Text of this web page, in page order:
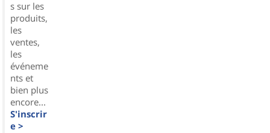
s sur les
produits,
les
ventes,
les
événeme
nts et
bien plus
encore...
S'inscrir
e >